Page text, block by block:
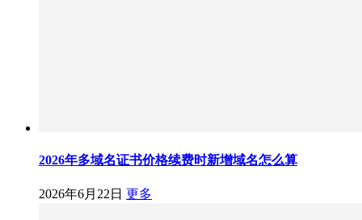
2026年多域名证书价格续费时新增域名怎么算
2026年6月22日 更多